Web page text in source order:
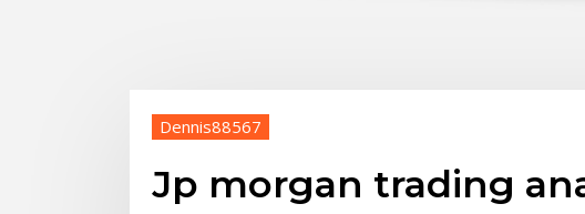
Dennis88567
Jp morgan trading